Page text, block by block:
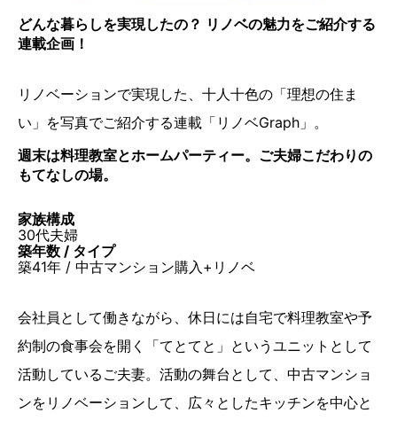
どんな暮らしを実現したの？ リノベの魅力をご紹介する
連載企画！
リノベーションで実現した、十人十色の「理想の住ま
い」を写真でご紹介する連載「リノベGraph」。
週末は料理教室とホームパーティー。ご夫婦こだわりの
もてなしの場。
家族構成
30代夫婦
築年数 / タイプ
築41年 / 中古マンション購入+リノベ
会社員として働きながら、休日には自宅で料理教室や予
約制の食事会を開く「てとてと」というユニットとして
活動しているご夫妻。活動の舞台として、中古マンショ
ンをリノベーションして、広々としたキッチンを中心と